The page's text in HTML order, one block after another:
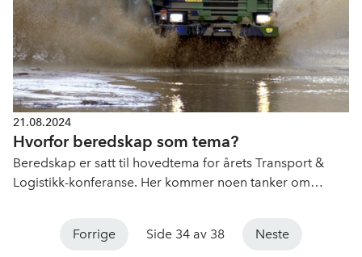
21.08.2024
Hvorfor beredskap som tema?
Beredskap er satt til hovedtema for årets Transport &
Logistikk-konferanse. Her kommer noen tanker om
Forrige Side 34 av 38 Neste